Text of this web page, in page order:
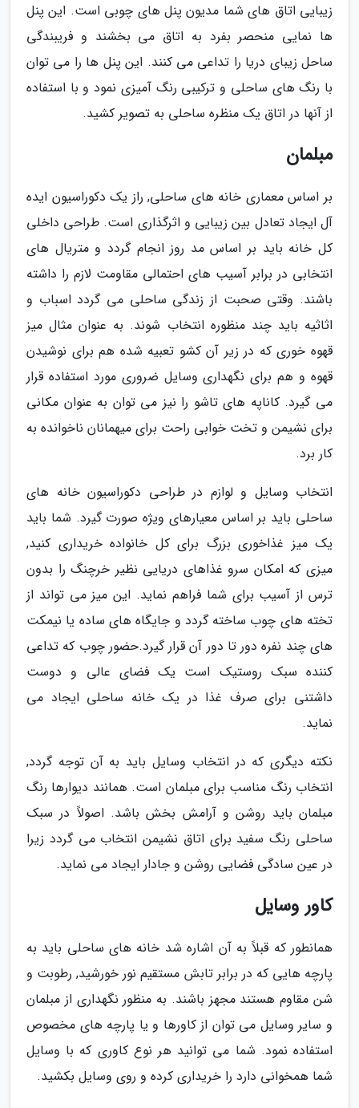
زیبایی اتاق های شما مدیون پنل های چوبی است. این پنل
ها نمایی منحصر بفرد به اتاق می بخشند و فریبندگی
ساحل زیبای دریا را تداعی می کنند. این پنل ها را می توان
با رنگ های ساحلی و ترکیبی رنگ آمیزی نمود و با استفاده
از آنها در اتاق یک منظره ساحلی به تصویر کشید.
مبلمان
بر اساس معماری خانه های ساحلی, راز یک دکوراسیون ایده
آل ایجاد تعادل بین زیبایی و اثرگذاری است. طراحی داخلی
کل خانه باید بر اساس مد روز انجام گردد و متریال های
انتخابی در برابر آسیب های احتمالی مقاومت لازم را داشته
باشند. وقتی صحبت از زندگی ساحلی می گردد اسباب و
اثاثیه باید چند منظوره انتخاب شوند. به عنوان مثال میز
قهوه خوری که در زیر آن کشو تعبیه شده هم برای نوشیدن
قهوه و هم برای نگهداری وسایل ضروری مورد استفاده قرار
می گیرد. کاناپه های تاشو را نیز می توان به عنوان مکانی
برای نشیمن و تخت خوابی راحت برای میهمانان ناخوانده به
کار برد.
انتخاب وسایل و لوازم در طراحی دکوراسیون خانه های
ساحلی باید بر اساس معیارهای ویژه صورت گیرد. شما باید
یک میز غذاخوری بزرگ برای کل خانواده خریداری کنید,
میزی که امکان سرو غذاهای دریایی نظیر خرچنگ را بدون
ترس از آسیب برای شما فراهم نماید. این میز می تواند از
تخته های چوب ساخته گردد و جایگاه های ساده یا نیمکت
های چند نفره دور تا دور آن قرار گیرد.حضور چوب که تداعی
کننده سبک روستیک است یک فضای عالی و دوست
داشتنی برای صرف غذا در یک خانه ساحلی ایجاد می
نماید.
نکته دیگری که در انتخاب وسایل باید به آن توجه گردد,
انتخاب رنگ مناسب برای مبلمان است. همانند دیوارها رنگ
مبلمان باید روشن و آرامش بخش باشد. اصولاً در سبک
ساحلی رنگ سفید برای اتاق نشیمن انتخاب می گردد زیرا
در عین سادگی فضایی روشن و جادار ایجاد می نماید.
کاور وسایل
همانطور که قبلاً به آن اشاره شد خانه های ساحلی باید به
پارچه هایی که در برابر تابش مستقیم نور خورشید, رطوبت و
شن مقاوم هستند مجهز باشند. به منظور نگهداری از مبلمان
و سایر وسایل می توان از کاورها و یا پارچه های مخصوص
استفاده نمود. شما می توانید هر نوع کاوری که با وسایل
شما همخوانی دارد را خریداری کرده و روی وسایل بکشید.